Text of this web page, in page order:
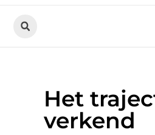
Het
verkend